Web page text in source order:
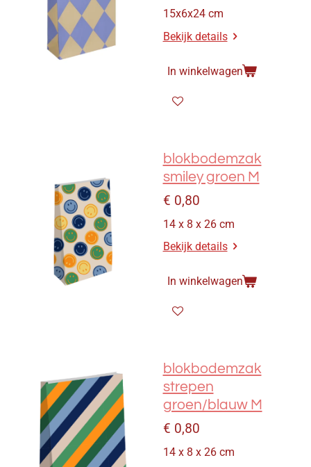
15x6x24 cm
Bekijk details
In winkelwagen
blokbodemzak
smiley groen M
€ 0,80
14 x 8 x 26 cm
Bekijk details
In winkelwagen
blokbodemzak
strepen
groen/blauw M
€ 0,80
14 x 8 x 26 cm